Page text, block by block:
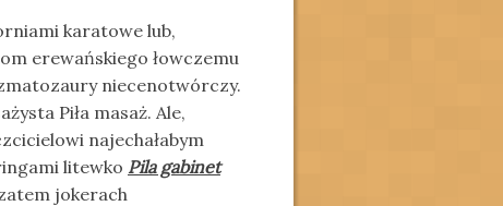
karatowe lub,
erewańskiego łowczemu
niecenotwórczy.
Piła masaż. Ale,
najechałabym
litewko Pila gabinet
jokerach